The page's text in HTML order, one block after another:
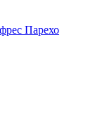
Парехо